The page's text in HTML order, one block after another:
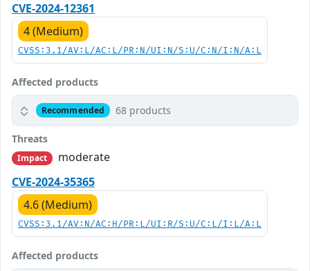
CVE-2024-12361
4 (Medium)
CVSS:3.1/AV:L/AC:L/PR:N/UI:N/S:U/C:N/I:N/A:L
Affected products
Recommended 68 products
Threats
Impact
moderate
CVE-2024-35365
4.6 (Medium)
CVSS:3.1/AV:N/AC:H/PR:L/UI:R/S:U/C:L/I:L/A:L
Affected products